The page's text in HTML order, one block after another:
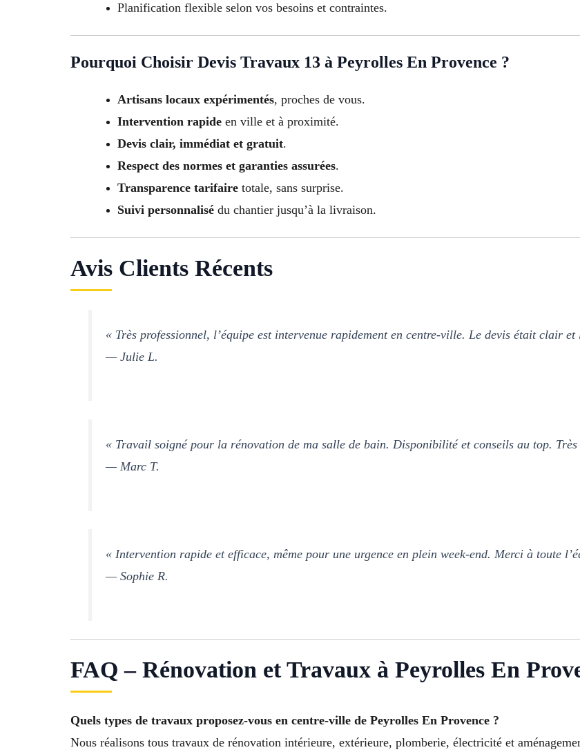
Planification flexible selon vos besoins et contraintes.
Pourquoi Choisir Devis Travaux 13 à Peyrolles En Provence ?
Artisans locaux expérimentés, proches de vous.
Intervention rapide en ville et à proximité.
Devis clair, immédiat et gratuit.
Respect des normes et garanties assurées.
Transparence tarifaire totale, sans surprise.
Suivi personnalisé du chantier jusqu’à la livraison.
Avis Clients Récents
« Très professionnel, l’équipe est intervenue rapidement en centre-ville. Le devis était clair
— Julie L.
« Travail soigné pour la rénovation de ma salle de bain. Disponibilité et conseils au top.
— Marc T.
« Intervention rapide et efficace, même pour une urgence en plein week-end. Merci à toute
— Sophie R.
FAQ – Rénovation et Travaux à Peyrolles En
Quels types de travaux proposez-vous en centre-ville de Peyrolles En Provence ?
Nous réalisons tous travaux de rénovation intérieure, extérieure, plomberie, électricité et